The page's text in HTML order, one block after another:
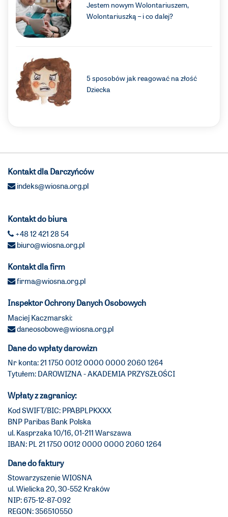
Jestem nowym Wolontariuszem,
Wolontariuszką – i co dalej?
5 sposobów jak reagować na złość
Dziecka
Kontakt dla Darczyńców
indeks@wiosna.org.pl
Kontakt do biura
+48 12 421 28 54
biuro@wiosna.org.pl
Kontakt dla firm
firma@wiosna.org.pl
Inspektor Ochrony Danych Osobowych
Maciej Kaczmarski:
daneosobowe@wiosna.org.pl
Dane do wpłaty darowizn
Nr konta: 21 1750 0012 0000 0000 2060 1264
Tytułem: DAROWIZNA - AKADEMIA PRZYSZŁOŚCI
Wpłaty z zagranicy:
Kod SWIFT/BIC: PPABPLPKXXX
BNP Paribas Bank Polska
ul. Kasprzaka 10/16, 01-211 Warszawa
IBAN: PL 21 1750 0012 0000 0000 2060 1264
Dane do faktury
Stowarzyszenie WIOSNA
ul. Wielicka 20, 30-552 Kraków
NIP: 675-12-87-092
REGON: 356510550